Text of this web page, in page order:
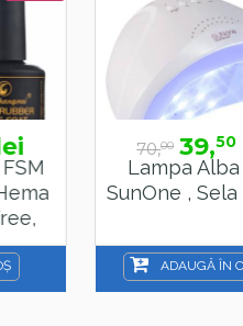
39,50lei
Lampa Alba Led
SunOne , Sela , 48 W
ADAUGĂ ÎN COȘ